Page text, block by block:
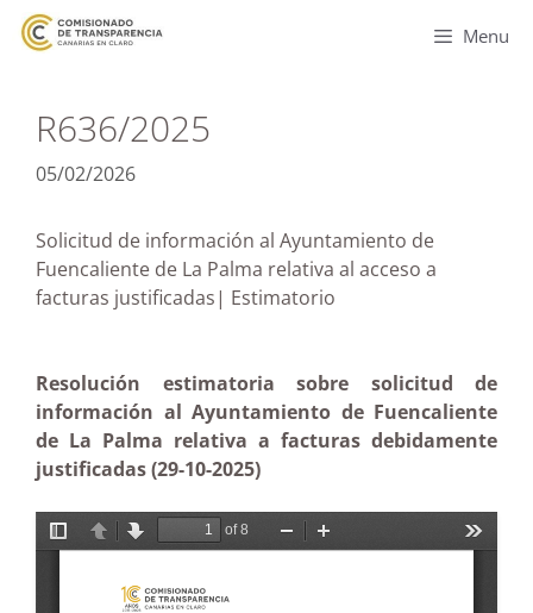
Menu
R636/2025
05/02/2026
Solicitud de información al Ayuntamiento de
Fuencaliente de La Palma relativa al acceso a
facturas justificadas| Estimatorio
Resolución estimatoria sobre solicitud de
información al Ayuntamiento de Fuencaliente
de La Palma relativa a facturas debidamente
justificadas (29-10-2025)